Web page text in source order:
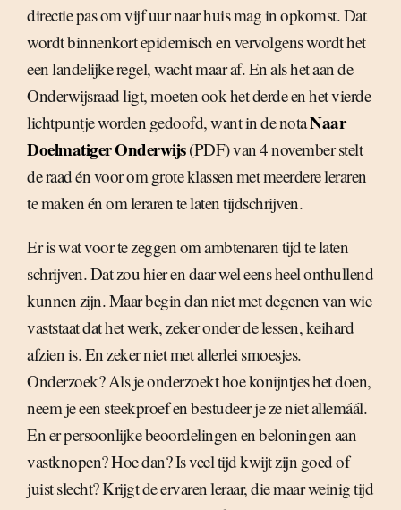
directie pas om vijf uur naar huis mag in opkomst. Dat
wordt binnenkort epidemisch en vervolgens wordt het
een landelijke regel, wacht maar af. En als het aan de
Onderwijsraad ligt, moeten ook het derde en het vierde
lichtpuntje worden gedoofd, want in de notaNaar
Doelmatiger Onderwijs(PDF) van 4 november stelt
de raad én voor om grote klassen met meerdere leraren
te maken én om leraren te laten tijdschrijven.
Er is wat voor te zeggen om ambtenaren tijd te laten
schrijven. Dat zou hier en daar wel eens heel onthullend
kunnen zijn. Maar begin dan niet met degenen van wie
vaststaat dat het werk, zeker onder de lessen, keihard
afzien is. En zeker niet met allerlei smoesjes.
Onderzoek? Als je onderzoekt hoe konijntjes het doen,
neem je een steekproef en bestudeer je ze niet allemáál.
En er persoonlijke beoordelingen en beloningen aan
vastknopen? Hoe dan? Is veel tijd kwijt zijn goed of
juist slecht? Krijgt de ervaren leraar, die maar weinig tijd